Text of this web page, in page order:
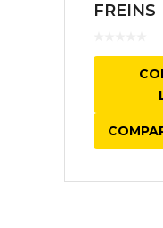
FREINS